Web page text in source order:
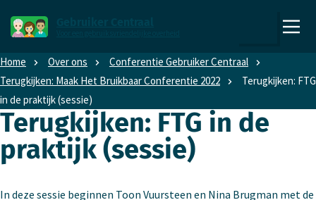
naar
de
homepage
Home Over ons
Conferentie Gebruiker Centraal
Terugkijken: Maak Het Bruik­baar Conferentie 2022
Terugkijken: FTG
in de praktijk (sessie)
Terugkijken: FTG in de
praktijk (sessie)
In deze sessie beginnen Toon Vuursteen en Nina Brugman met de